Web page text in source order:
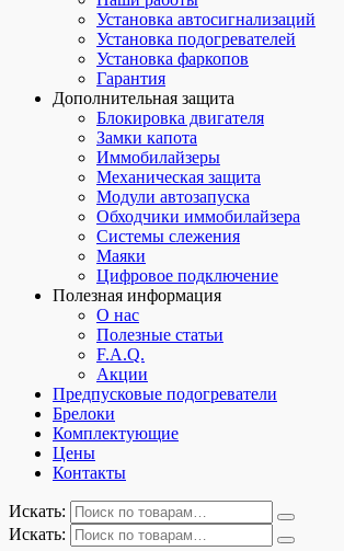
Установка автосигнализаций
Установка подогревателей
Установка фаркопов
Гарантия
Дополнительная защита
Блокировка двигателя
Замки капота
Иммобилайзеры
Механическая защита
Модули автозапуска
Обходчики иммобилайзера
Системы слежения
Маяки
Цифровое подключение
Полезная информация
О нас
Полезные статьи
F.A.Q.
Акции
Предпусковые подогреватели
Брелоки
Комплектующие
Цены
Контакты
Искать:
Искать: